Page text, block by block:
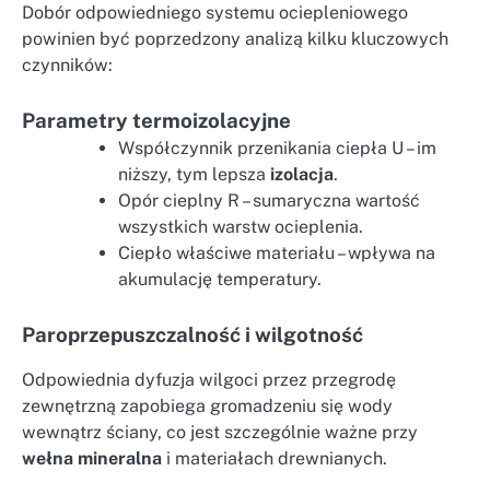
Dobór odpowiedniego systemu ociepleniowego
powinien być poprzedzony analizą kilku kluczowych
czynników:
Parametry termoizolacyjne
Współczynnik przenikania ciepła U – im
niższy, tym lepsza izolacja.
Opór cieplny R – sumaryczna wartość
wszystkich warstw ocieplenia.
Ciepło właściwe materiału – wpływa na
akumulację temperatury.
Paroprzepuszczalność i wilgotność
Odpowiednia dyfuzja wilgoci przez przegrodę
zewnętrzną zapobiega gromadzeniu się wody
wewnątrz ściany, co jest szczególnie ważne przy
wełna mineralna i materiałach drewnianych.